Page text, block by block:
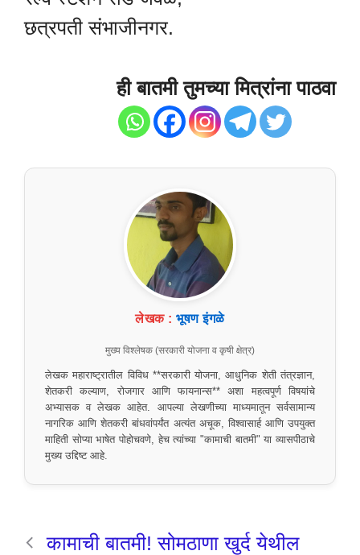
छत्रपती संभाजीनगर.
ही बातमी तुमच्या मित्रांना पाठवा
लेखक : भूषण इंगळे
मुख्य विश्लेषक (सरकारी योजना व कृषी क्षेत्र)
लेखक महाराष्ट्रातील विविध **सरकारी योजना, आधुनिक शेती तंत्रज्ञान,
शेतकरी कल्याण, रोजगार आणि फायनान्स** अशा महत्वपूर्ण विषयांचे
अभ्यासक व लेखक आहेत. आपल्या लेखणीच्या माध्यमातून सर्वसामान्य
नागरिक आणि शेतकरी बांधवांपर्यंत अत्यंत अचूक, विश्वासार्ह आणि उपयुक्त
माहिती सोप्या भाषेत पोहोचवणे, हेच त्यांच्या "कामाची बातमी" या व्यासपीठाचे
मुख्य उद्दिष्ट आहे.
कामाची बातमी! सोमठाणा खुर्द येथील